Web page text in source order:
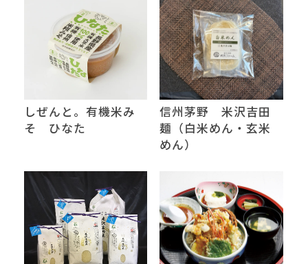
しぜんと。有機米み
そ ひなた
信州茅野 米沢吉田
麺（白米めん・玄米
めん）